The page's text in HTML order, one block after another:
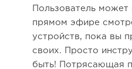
Пользователь может
прямом эфире
устройств, пока вы
своих. Просто
быть! Потрясающая